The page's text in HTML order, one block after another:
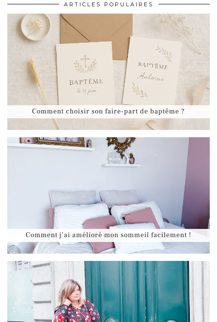
ARTICLES POPULAIRES
Comment choisir son faire-part de baptême ?
Comment j’ai amélioré mon sommeil facilement !